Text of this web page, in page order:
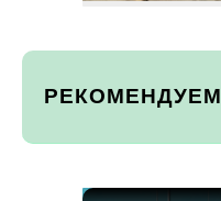
РЕКОМЕНДУЕМ